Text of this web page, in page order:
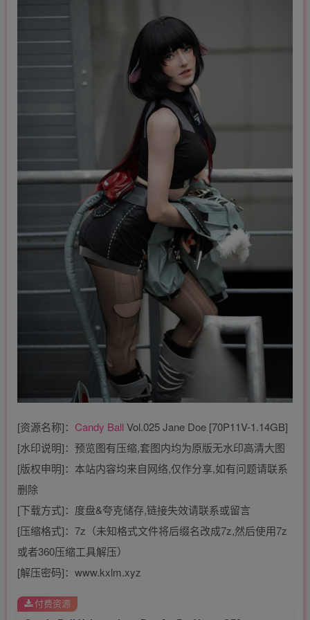
[资源名称]： Candy Ball Vol.025 Jane Doe [70P11V-1.14GB]
[水印说明]：预览图有压缩,套图内均为原版无水印高清大图
[版权申明]：本站内容均来自网络,仅作分享,如有问题请联系
删除
[下载方式]：度盘&夸克储存,链接失效请联系或留言
[压缩格式]：7z（未知格式文件将后缀名改成7z,然后使用7z
或者360压缩工具解压）
[解压密码]：www.kxlm.xyz
付费资源